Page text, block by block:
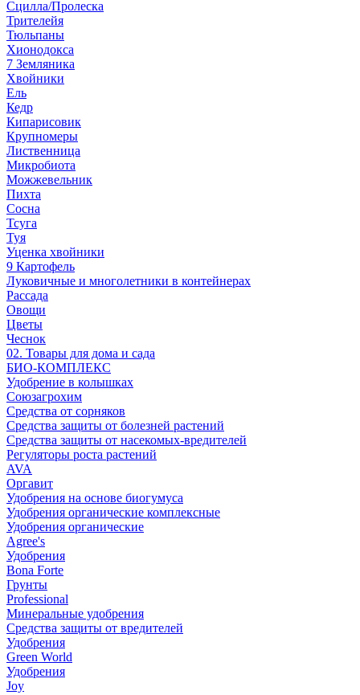
Сцилла/Пролеска
Трителейя
Тюльпаны
Хионодокса
7 Земляника
Хвойники
Ель
Кедр
Кипарисовик
Крупномеры
Лиственница
Микробиота
Можжевельник
Пихта
Сосна
Тсуга
Туя
Уценка хвойники
9 Картофель
Луковичные и многолетники в контейнерах
Рассада
Овощи
Цветы
Чеснок
02. Товары для дома и сада
БИО-КОМПЛЕКС
Удобрение в колышках
Союзагрохим
Средства от сорняков
Средства защиты от болезней растений
Средства защиты от насекомых-вредителей
Регуляторы роста растений
AVA
Оргавит
Удобрения на основе биогумуса
Удобрения органические комплексные
Удобрения органические
Agree's
Удобрения
Bona Forte
Грунты
Professional
Минеральные удобрения
Средства защиты от вредителей
Удобрения
Green World
Удобрения
Joy